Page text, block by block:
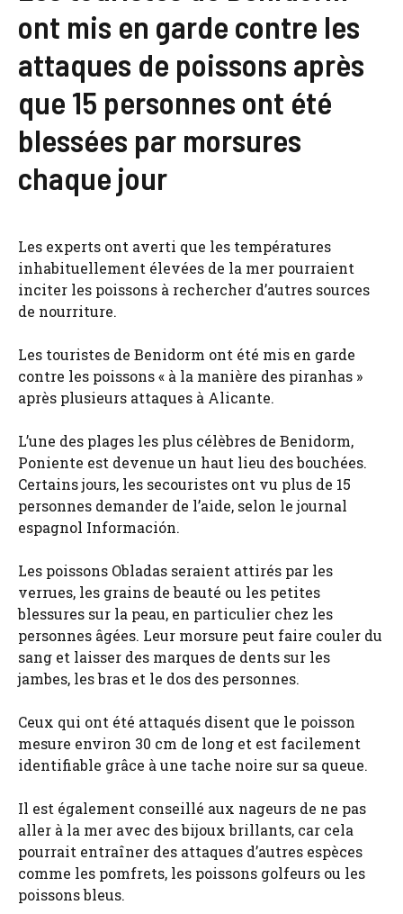
ont mis en garde contre les
attaques de poissons après
que 15 personnes ont été
blessées par morsures
chaque jour
Les experts ont averti que les températures
inhabituellement élevées de la mer pourraient
inciter les poissons à rechercher d’autres sources
de nourriture.
Les touristes de Benidorm ont été mis en garde
contre les poissons « à la manière des piranhas »
après plusieurs attaques à Alicante.
L’une des plages les plus célèbres de Benidorm,
Poniente est devenue un haut lieu des bouchées.
Certains jours, les secouristes ont vu plus de 15
personnes demander de l’aide, selon le journal
espagnol Información.
Les poissons Obladas seraient attirés par les
verrues, les grains de beauté ou les petites
blessures sur la peau, en particulier chez les
personnes âgées. Leur morsure peut faire couler du
sang et laisser des marques de dents sur les
jambes, les bras et le dos des personnes.
Ceux qui ont été attaqués disent que le poisson
mesure environ 30 cm de long et est facilement
identifiable grâce à une tache noire sur sa queue.
Il est également conseillé aux nageurs de ne pas
aller à la mer avec des bijoux brillants, car cela
pourrait entraîner des attaques d’autres espèces
comme les pomfrets, les poissons golfeurs ou les
poissons bleus.